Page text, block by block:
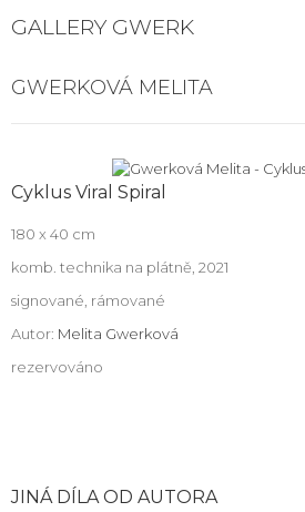
GALLERY GWERK
GWERKOVÁ MELITA
Cyklus Viral Spiral
180 x 40 cm
komb. technika na plátně, 2021
signované, rámované
Autor: Melita Gwerková
rezervováno
JINÁ DÍLA OD AUTORA